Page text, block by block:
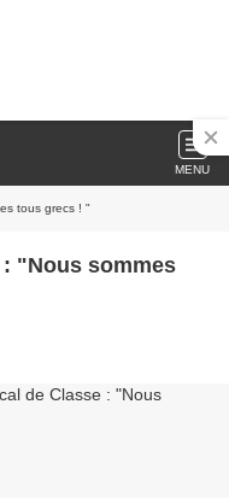
MENU
tous grecs ! "
"Nous sommes